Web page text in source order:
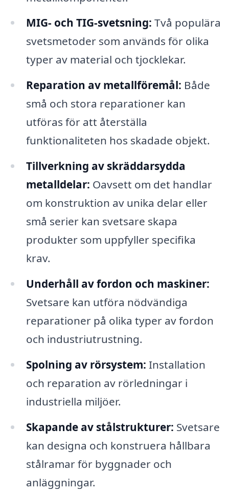
MIG- och TIG-svetsning: Två populära
svetsmetoder som används för olika
typer av material och tjocklekar.
Reparation av metallföremål: Både
små och stora reparationer kan
utföras för att återställa
funktionaliteten hos skadade objekt.
Tillverkning av skräddarsydda
metalldelar: Oavsett om det handlar
om konstruktion av unika delar eller
små serier kan svetsare skapa
produkter som uppfyller specifika
krav.
Underhåll av fordon och maskiner:
Svetsare kan utföra nödvändiga
reparationer på olika typer av fordon
och industriutrustning.
Spolning av rörsystem: Installation
och reparation av rörledningar i
industriella miljöer.
Skapande av stålstrukturer: Svetsare
kan designa och konstruera hållbara
stålramar för byggnader och
anläggningar.